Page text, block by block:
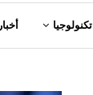
تكنولوجيا أخبار